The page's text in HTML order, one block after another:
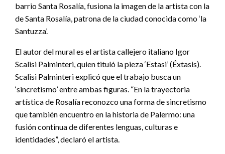
barrio Santa Rosalía, fusiona la imagen de la artista con la
de Santa Rosalía, patrona de la ciudad conocida como ‘la
Santuzza’.
El autor del mural es el artista callejero italiano Igor
Scalisi Palminteri, quien tituló la pieza ‘Estasi’ (Éxtasis).
Scalisi Palminteri explicó que el trabajo busca un
‘sincretismo’ entre ambas figuras. “En la trayectoria
artística de Rosalía reconozco una forma de sincretismo
que también encuentro en la historia de Palermo: una
fusión continua de diferentes lenguas, culturas e
identidades”, declaró el artista.